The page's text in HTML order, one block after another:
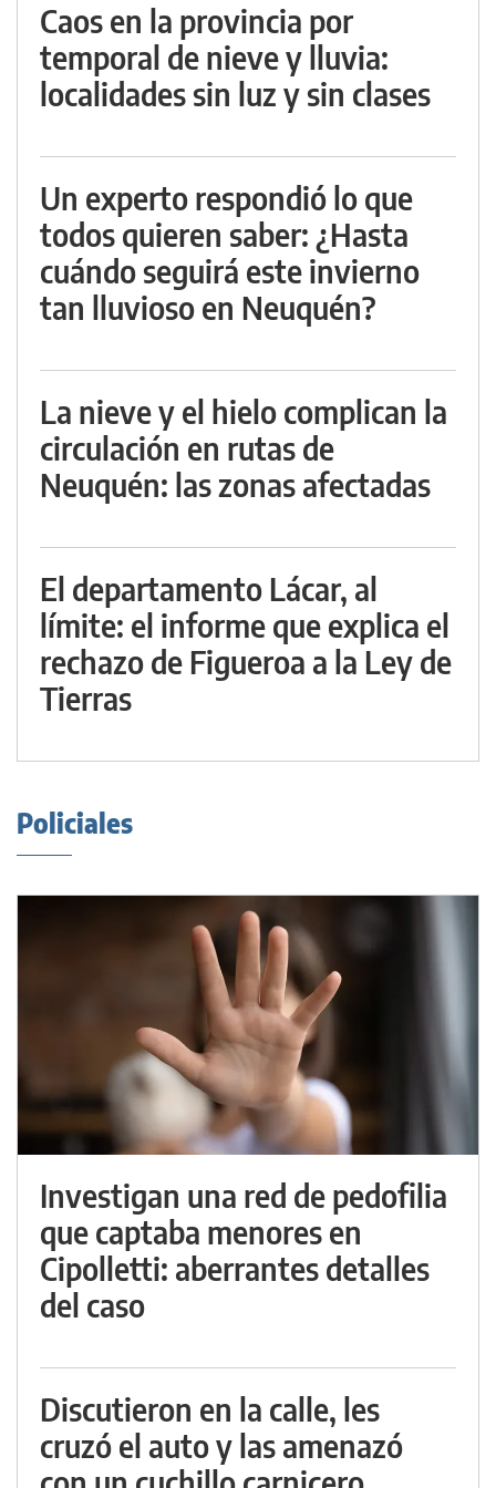
Caos en la provincia por
temporal de nieve y lluvia:
localidades sin luz y sin clases
Un experto respondió lo que
todos quieren saber: ¿Hasta
cuándo seguirá este invierno
tan lluvioso en Neuquén?
La nieve y el hielo complican la
circulación en rutas de
Neuquén: las zonas afectadas
El departamento Lácar, al
límite: el informe que explica el
rechazo de Figueroa a la Ley de
Tierras
Policiales
Investigan una red de pedofilia
que captaba menores en
Cipolletti: aberrantes detalles
del caso
Discutieron en la calle, les
cruzó el auto y las amenazó